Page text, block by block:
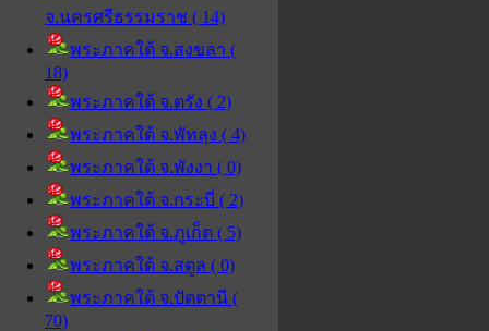
จ.นครศรีธรรมราช ( 14)
พระภาคใต้ จ.สงขลา (
18)
พระภาคใต้ จ.ตรัง ( 2)
พระภาคใต้ จ.พัทลุง ( 4)
พระภาคใต้ จ.พังงา ( 0)
พระภาคใต้ จ.กระบี่ ( 2)
พระภาคใต้ จ.ภูเก็ต ( 5)
พระภาคใต้ จ.สตูล ( 0)
พระภาคใต้ จ.ปัตตานี (
70)